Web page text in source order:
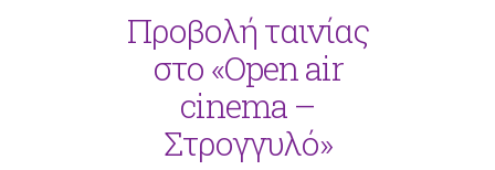
Προβολή ταινίας
στο «Open air
cinema –
Στρογγυλό»